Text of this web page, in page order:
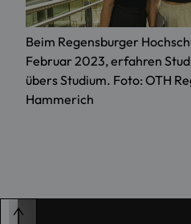
Beim Regensburger
Februar 2023, erfahren
übers Studium. Foto: OTH
Hammerich